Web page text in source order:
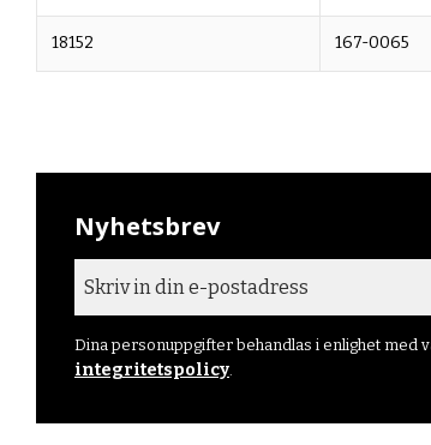
18152 167-0065
Nyhetsbrev
Dina personuppgifter behandlas i enlighet med
integritetspolicy